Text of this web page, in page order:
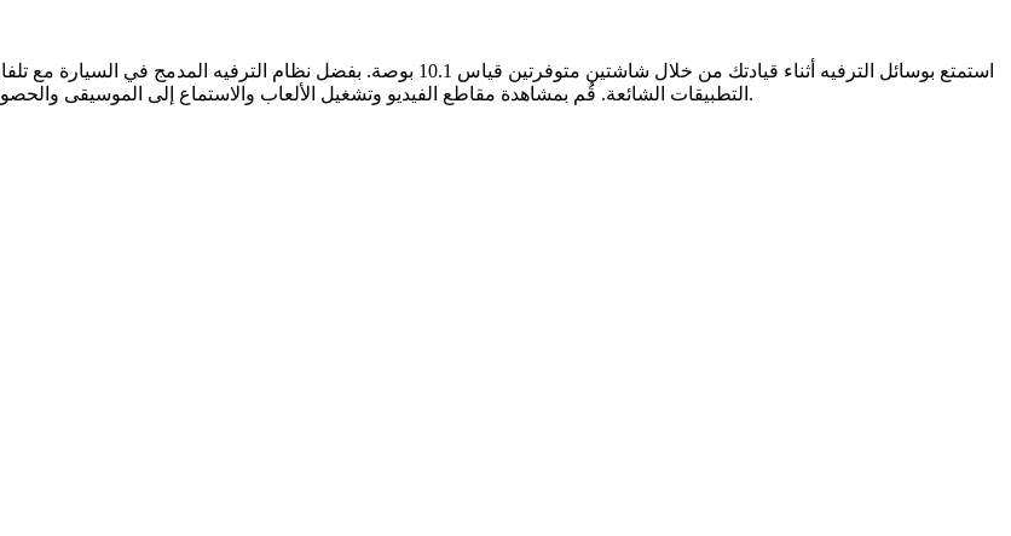
استمتع بوسائل الترفيه أثناء قيادتك من خلال شاشتين متوفرتين قياس 10.1 بوصة.
التطبيقات الشائعة. قُم بمشاهدة مقاطع الفيديو وتشغيل الألعاب والاستماع إلى الموسيقى والحصول على المعلومات ومشاهدة البرامج التي تم تنزيلها - كل ذلك أثناء القيادة بأمان.